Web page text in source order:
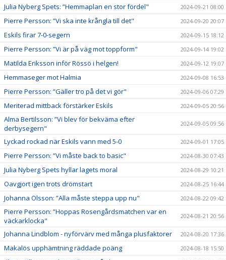
Julia Nyberg Spets: ”Hemmaplan en stor fördel" 2024-09-21 08:00
Pierre Persson: ”Vi ska inte krångla till det" 2024-09-20 20:07
Eskils firar 7-0-segern 2024-09-15 18:12
Pierre Persson: ”Vi är på väg mot toppform" 2024-09-14 19:02
Matilda Eriksson inför Rössö i helgen! 2024-09-12 19:07
Hemmaseger mot Halmia 2024-09-08 16:53
Pierre Persson: ”Gäller tro på det vi gör" 2024-09-06 07:29
Meriterad mittback förstärker Eskils 2024-09-05 20:56
Alma Bertilsson: ”Vi blev för bekväma efter
derbysegern"
2024-09-05 09:56
Lyckad rockad när Eskils vann med 5-0 2024-09-01 17:05
Pierre Persson: ”Vi måste back to basic" 2024-08-30 07:43
Julia Nyberg Spets hyllar lagets moral 2024-08-29 10:21
Oavgjort igen trots drömstart 2024-08-25 16:44
Johanna Olsson: ”Alla måste steppa upp nu" 2024-08-22 09:42
Pierre Persson: ”Hoppas Rosengårdsmatchen var en
väckarklocka"
2024-08-21 20:56
Johanna Lindblom - nyförvärv med många plusfaktorer 2024-08-20 17:36
Makalös upphämtning räddade poäng 2024-08-18 15:50